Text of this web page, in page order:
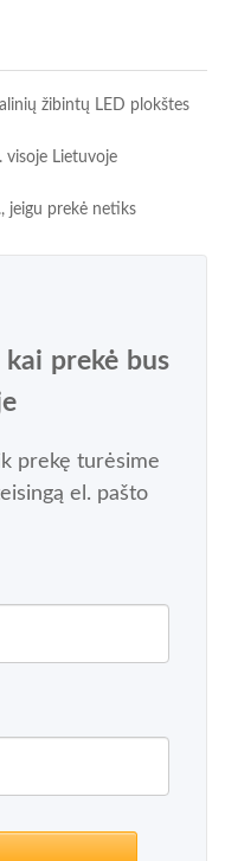
žibintų LED plokštes
visoje Lietuvoje
jeigu prekė netiks
prekė bus
prekę turėsime
el. pašto